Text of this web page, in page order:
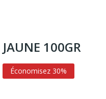
100GR
Économisez 30%